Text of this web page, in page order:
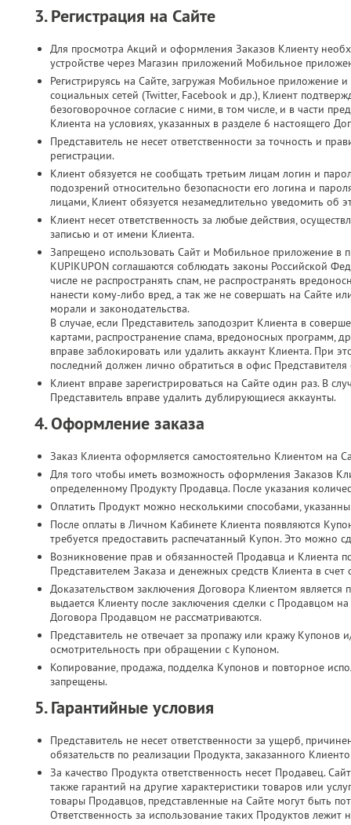
3. Регистрация на Сайте
Для просмотра Акций и оформления Заказов Клиенту
устройстве через Магазин приложений Мобильное
Регистрируясь на Сайте, загружая Мобильное приложение
социальных сетей (Twitter, Facebook и др.), Клиент
безоговорочное согласие с ними, в том числе, и в части
Клиента на условиях, указанных в разделе 6 настоящего
Представитель не несет ответственности за точность и
регистрации.
Клиент обязуется не сообщать третьим лицам логин и
подозрений относительно безопасности его логина и
лицами, Клиент обязуется незамедлительно уведомить об
Клиент несет ответственность за любые действия,
записью и от имени Клиента.
Запрещено использовать Сайт и Мобильное приложение в
KUPIKUPON соглашаются соблюдать законы Российской
числе не распространять спам, не распространять
нанести кому-либо вред, а так же не совершать на Сайте
морали и законодательства.
В случае, если Представитель заподозрит Клиента в
картами, распространение спама, вредоносных программ,
вправе заблокировать или удалить аккаунт Клиента. При
последний должен лично обратиться в офис Представителя
Клиент вправе зарегистрироваться на Сайте один раз. В
Представитель вправе удалить дублирующиеся аккаунты.
4. Оформление заказа
Заказ Клиента оформляется самостоятельно Клиентом на
Для того чтобы иметь возможность оформления Заказов
определенному Продукту Продавца. После указания
Оплатить Продукт можно несколькими способами,
После оплаты в Личном Кабинете Клиента появляются
требуется предоставить распечатанный Купон. Это можно
Возникновение прав и обязанностей Продавца и Клиента
Представителем Заказа и денежных средств Клиента в
Доказательством заключения Договора Клиентом
выдается Клиенту после заключения сделки с Продавцом
Договора Продавцом не рассматриваются.
Представитель не отвечает за пропажу или кражу
осмотрительность при обращении с Купоном.
Копирование, продажа, подделка Купонов и повторное
запрещены.
5. Гарантийные условия
Представитель не несет ответственности за ущерб,
обязательств по реализации Продукта, заказанного
За качество Продукта ответственность несет Продавец.
также гарантий на другие характеристики товаров или
товары Продавцов, представленные на Сайте могут быть
Ответственность за использование таких Продуктов лежит